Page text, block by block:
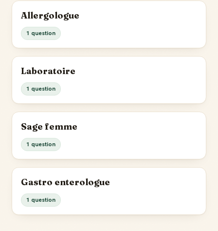
Allergologue
1 question
Laboratoire
1 question
Sage femme
1 question
Gastro enterologue
1 question